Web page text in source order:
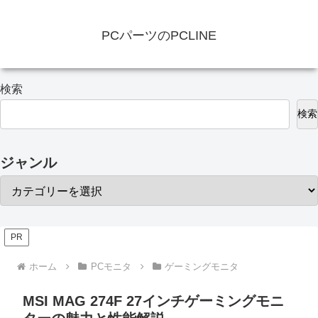
PCパーツのPCLINE
検索
検索
ジャンル
PR
ホーム PCモニタ ゲーミングモニタ
MSI MAG 274F 27インチゲーミングモニ